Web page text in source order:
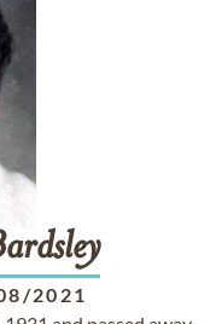
2021